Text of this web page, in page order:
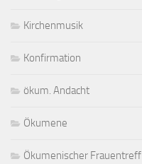
Kirchenmusik
Konfirmation
ökum. Andacht
Ökumene
Ökumenischer Frauentreff